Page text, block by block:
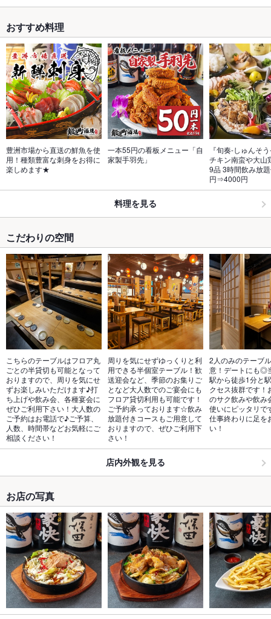
おすすめ料理
豊洲市場から直送の鮮魚を使
用！種類豊富な刺身をお得に
楽しめます★
一本55円の看板メニュー「自
家製手羽先」
『旬奏-しゅんそ
チキン南蛮や大山
9品 3時間飲み放
円⇒4000円
料理を見る
こだわりの空間
こちらのテーブルはフロア丸
ごとの半貸切も可能となって
おりますので、周りを気にせ
ずお楽しみいただけます♪打
ち上げや飲み会、各種宴会に
ぜひご利用下さい！大人数の
ご予約はお電話で♪ご予算、
人数、時間帯などお気軽にご
相談ください！
周りを気にせずゆっくりと利
用できる半個室テーブル！歓
送迎会など、季節のお集りご
となど大人数でのご宴会にも
フロア貸切利用も可能です！
ご予約承っております☆飲み
放題付きコースもご用意して
おりますので、ぜひご利用下
さい！
2人のみのテーブ
意！デートにも◎
駅から徒歩1分と
クセス抜群です！
のサク飲みや飲み
使いにピッタリで
仕事終わりに足を
い！
店内外観を見る
お店の写真